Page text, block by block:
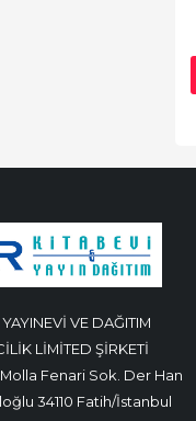
VE DAĞITIM
LİMİTED ŞİRKETİ
Fenari Sok. Der Han
34110 Fatih/İstanbul